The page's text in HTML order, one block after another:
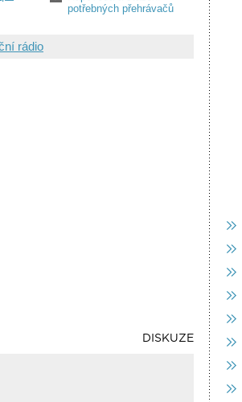
potřebných přehrávačů
rádio
DISKUZE